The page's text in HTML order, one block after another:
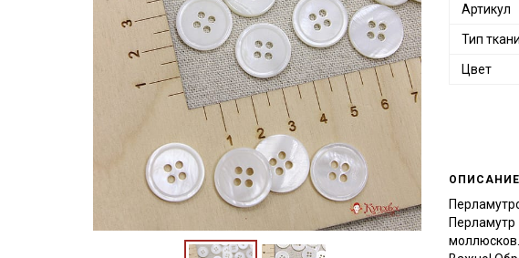
Артикул
Тип ткани
Цвет
ОПИСАНИЕ